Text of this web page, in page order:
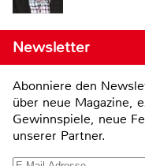
Newsletter
Abonniere den
über neue Magazine,
Gewinnspiele, neue
unserer Partner.